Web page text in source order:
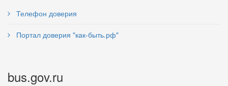
Телефон доверия
Портал доверия "как-быть.рф"
bus.gov.ru